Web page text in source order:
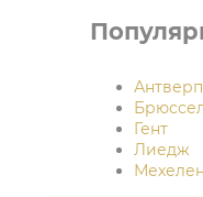
Гент
Лиедж
Мехелен